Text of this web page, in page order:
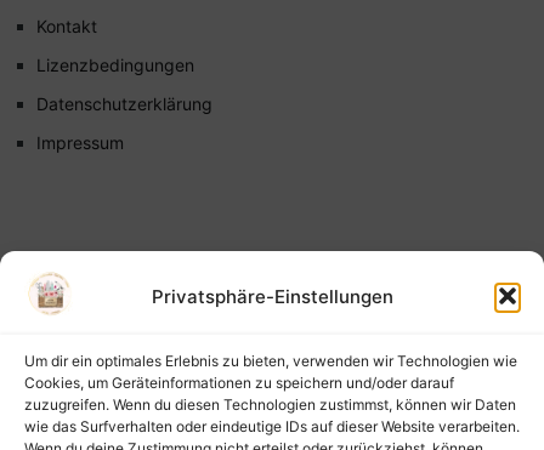
Privatsphäre-Einstellungen
Um dir ein optimales Erlebnis zu bieten, verwenden wir Technologien wie
Cookies, um Geräteinformationen zu speichern und/oder darauf
zuzugreifen. Wenn du diesen Technologien zustimmst, können wir Daten
wie das Surfverhalten oder eindeutige IDs auf dieser Website verarbeiten.
Kontakt
Lizenzbedingungen
Datenschutzerklärung
Impressum